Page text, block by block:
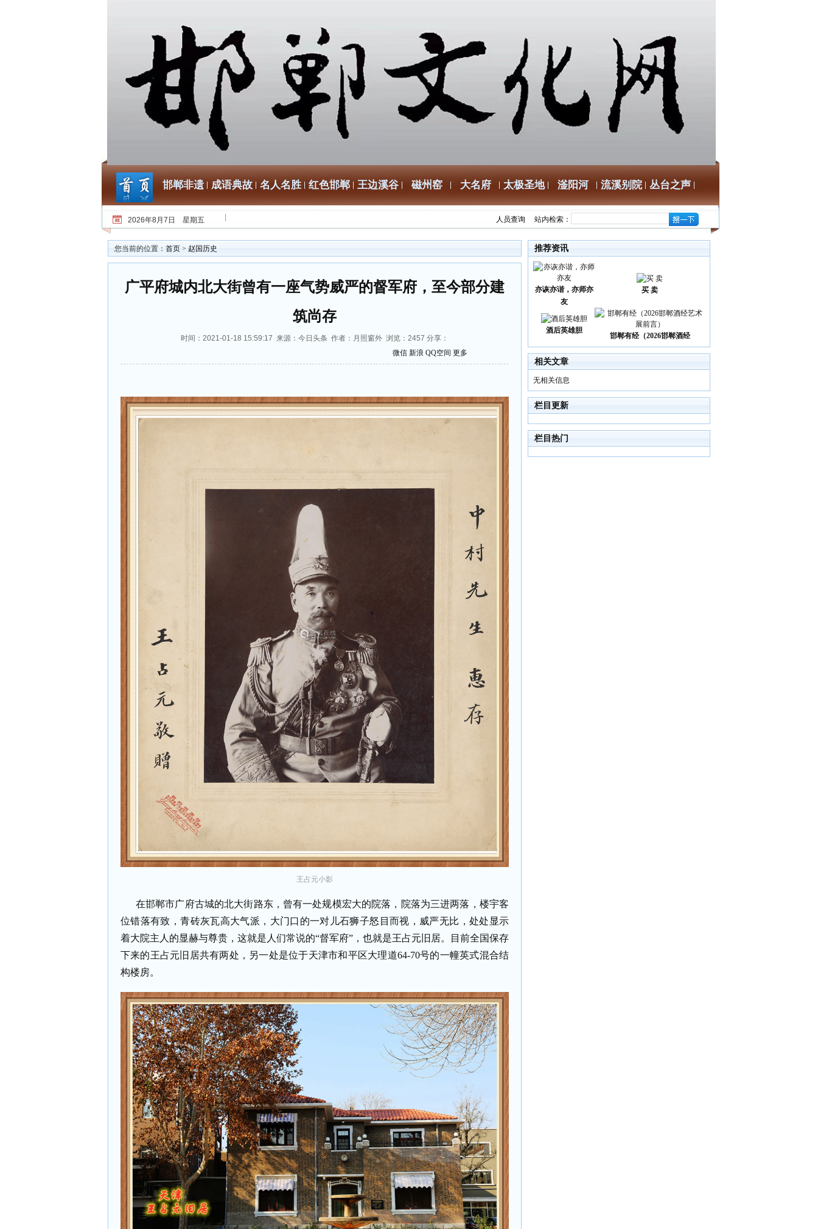
邯郸非遗 成语典故 名人名胜 红色邯郸 王边溪谷 磁州窑 大名府 太极圣地 滏阳河 流溪别院 丛台之声
2026年8月7日 星期五 人员查询 站内检索：
您当前的位置： 首页 > 赵国历史
广平府城内北大街曾有一座气势威严的督军府，至今部分建
筑尚存
时间：2021-01-18 15:59:17 来源：今日头条 作者：月照窗外 浏览： 2457 分享：
微信 新浪 QQ空间 更多
王占元小影
在邯郸市广府古城的北大街路东，曾有一处规模宏大的院落，院落为三进两落，楼宇客
位错落有致，青砖灰瓦高大气派，大门口的一对儿石狮子怒目而视，威严无比，处处显示
着大院主人的显赫与尊贵，这就是人们常说的“督军府”，也就是王占元旧居。目前全国保存
下来的王占元旧居共有两处，另一处是位于天津市和平区大理道64-70号的一幢英式混合结
构楼房。
推荐资讯
亦诙亦谐，亦师亦
友
买 卖
酒后英雄胆
邯郸有经（2026邯郸酒经
相关文章
无相关信息
栏目更新
栏目热门